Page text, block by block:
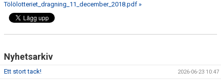
Tölölotteriet_dragning_11_december_2018.pdf »
Nyhetsarkiv
Ett stort tack! 2026-06-23 10:47